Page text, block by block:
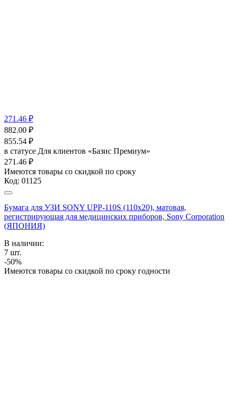
271.46 ₽
882.00 ₽
855.54 ₽
в статусе Для клиентов «Базис Премиум»
271.46 ₽
Имеются товары со скидкой по сроку
Код: 01125
Бумага для УЗИ SONY UPP-110S (110х20), матовая,
регистрирующая для медицинских приборов, Sony Corporation
(ЯПОНИЯ)
В наличии:
7 шт.
-50%
Имеются товары со скидкой по сроку годности